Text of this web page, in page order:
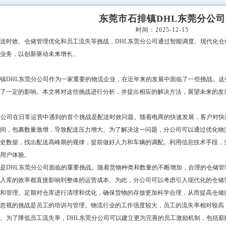
东莞市石排镇DHL东莞分公司
时间：2025-12-15
时效、仓储管理优化和员工流失等挑战，DHL东莞分公司通过智能调度、现代化
务，以创新驱动未来增长。
DHL东莞分公司作为一家重要的物流企业，在近年来的发展中面临了一些挑战。
一定的影响。本文将对这些挑战进行分析，并提出相应的解决方法，展望未来的发
司在日常运营中遇到的首个挑战是配送时效问题。随着电商的快速发展，客户对
，包裹数量激增，导致配送压力增大。为了解决这一问题，分公司可以通过优化
数据，找出配送高峰期的规律，提前做好人力和车辆的调配。利用信息技术手段
户体验。
DHL东莞分公司面临的重要挑战。随着货物种类和数量的不断增加，合理的仓储
库的效率都直接影响到整体的运营成本。为此，分公司可以考虑引入现代化的仓
管理。定期对仓库进行清理和优化，确保货物的存放更加科学合理，从而提高仓储
视的挑战是员工的培训与管理。物流行业的工作强度较大，员工的流失率相对较
为了降低员工流失率，DHL东莞分公司可以建立更为完善的员工激励机制，包括